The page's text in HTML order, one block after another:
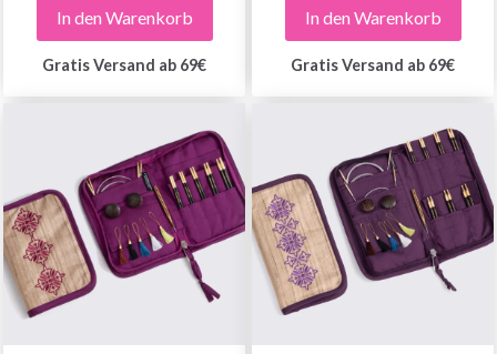
In den Warenkorb
Gratis Versand ab 69€
In den Warenkorb
Gratis Versand ab 69€